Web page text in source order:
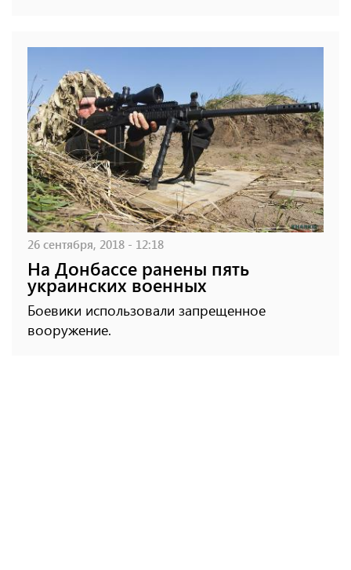
26 сентября, 2018 - 12:18
На Донбассе ранены пять
украинских военных
Боевики использовали запрещенное
вооружение.